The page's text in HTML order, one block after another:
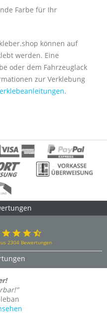
Farbe für Ihr
können auf
werden. Eine
oder dem Fahrzeuglack
zur Verklebung
.
2304 Bewertungen